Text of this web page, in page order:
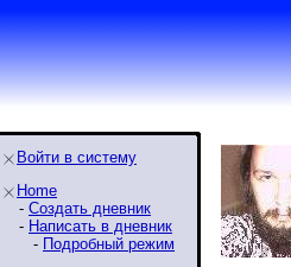
Войти в систему
Home
- Создать дневник
- Написать в дневник
- Подробный режим